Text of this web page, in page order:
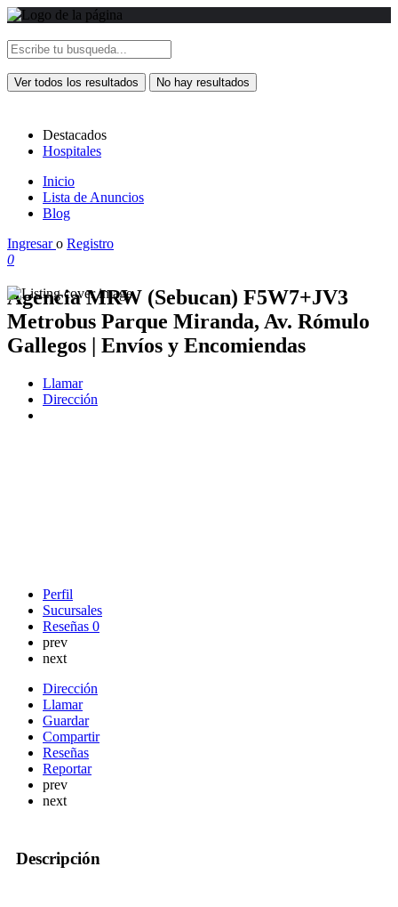
Ver todos los resultados No hay resultados
Destacados
Hospitales
Inicio
Lista de Anuncios
Blog
Ingresaro Registro
0
Agencia MRW (Sebucan) F5W7+JV3
Metrobus Parque Miranda, Av. Rómulo
Gallegos | Envíos y Encomiendas
Llamar
Dirección
Perfil
Sucursales
Reseñas 0
prev
next
Dirección
Llamar
Guardar
Compartir
Reseñas
Reportar
prev
next
Descripción